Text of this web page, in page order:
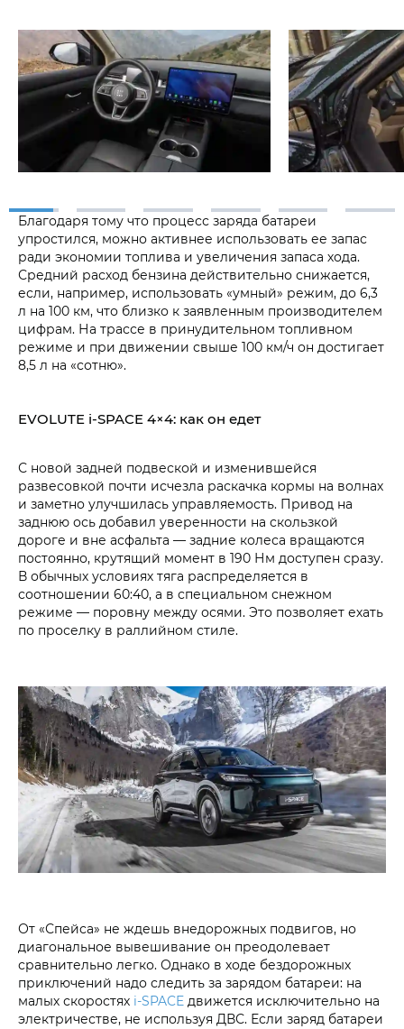
Благодаря тому что процесс заряда батареи
упростился, можно активнее использовать ее запас
ради экономии топлива и увеличения запаса хода.
Средний расход бензина действительно снижается,
если, например, использовать «умный» режим, до 6,3
л на 100 км, что близко к заявленным производителем
цифрам. На трассе в принудительном топливном
режиме и при движении свыше 100 км/ч он достигает
8,5 л на «сотню».
EVOLUTE i‑SPACE 4×4: как он едет
С новой задней подвеской и изменившейся
развесовкой почти исчезла раскачка кормы на волнах
и заметно улучшилась управляемость. Привод на
заднюю ось добавил уверенности на скользкой
дороге и вне асфальта — задние колеса вращаются
постоянно, крутящий момент в 190 Нм доступен сразу.
В обычных условиях тяга распределяется в
соотношении 60:40, а в специальном снежном
режиме — поровну между осями. Это позволяет ехать
по проселку в раллийном стиле.
От «Спейса» не ждешь внедорожных подвигов, но
диагональное вывешивание он преодолевает
сравнительно легко. Однако в ходе бездорожных
приключений надо следить за зарядом батареи: на
малых скоростях i‑SPACE движется исключительно на
электричестве, не используя ДВС. Если заряд батареи